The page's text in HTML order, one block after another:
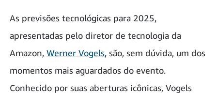
As previsões tecnológicas para 2025,
apresentadas pelo diretor de tecnologia da
Amazon, Werner Vogels, são, sem dúvida, um dos
momentos mais aguardados do evento.
Conhecido por suas aberturas icônicas, Vogels